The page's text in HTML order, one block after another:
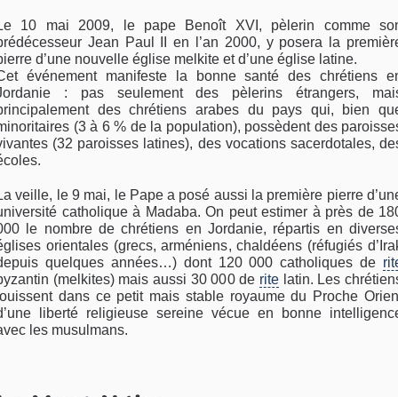
10 mai 2009, le pape Benoît XVI, pèlerin comme
Jean Paul II en l’an 2000, y posera la
d’une nouvelle église melkite et d’une église latine.
événement manifeste la bonne santé des chrétiens
: pas seulement des pèlerins étrangers,
des chrétiens arabes du pays qui, bien
(3 à 6 % de la population), possèdent des
(32 paroisses latines), des vocations sacerdotales,
veille, le 9 mai, le Pape a posé aussi la première pierre
catholique à Madaba. On peut estimer à près de
le nombre de chrétiens en Jordanie, répartis en
orientales (grecs, arméniens, chaldéens (réfugiés
quelques années…) dont 120 000 catholiques de
(melkites) mais aussi 30 000 de ritelatin. Les
dans ce petit mais stable royaume du Proche
liberté religieuse sereine vécue en bonne
les musulmans.